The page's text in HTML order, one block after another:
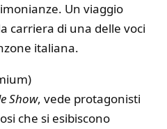
Un viaggio
carriera di una delle voci
italiana.
Show, vede protagonisti
che si esibiscono